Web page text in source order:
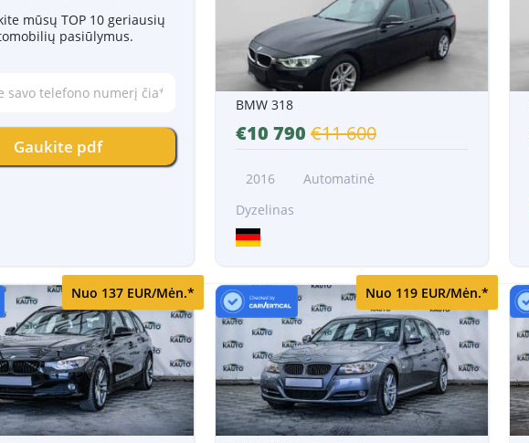
mūsų TOP 10 geriausių
pasiūlymus.
Gaukite pdf
BMW 318
€10 790 €11 600
2016
Automatinė
Dyzelinas
Nuo 137 EUR/Mėn.* Nuo 119 EUR/Mėn.*